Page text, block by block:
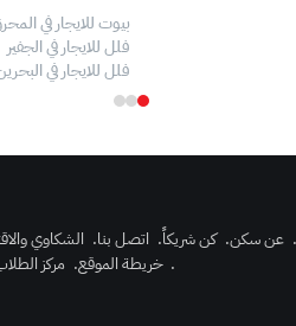
بيوت للايجار في
فلل للايجار في الجفير
فلل للايجار في
. عن سكن. كن شريكاً. اتصل بنا. الشكاوي
. خريطة الموقع. مركز